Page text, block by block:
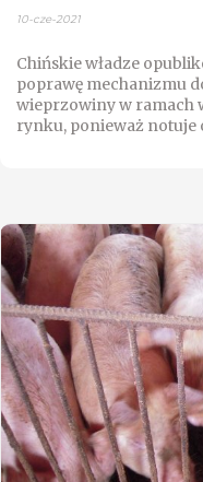
10-cze-2021
Chińskie władze
poprawę mechanizmu
wieprzowiny w ramach
rynku, ponieważ notuje